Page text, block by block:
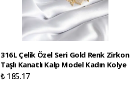
316L Çelik Özel Seri Gold Renk Zirkon
Taşlı Kanatlı Kalp Model Kadın Kolye
₺ 185.17